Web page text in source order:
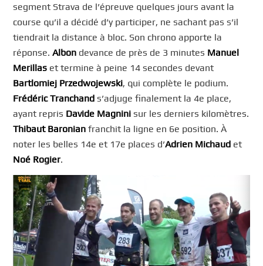
segment Strava de l’épreuve quelques jours avant la
course qu’il a décidé d’y participer, ne sachant pas s’il
tiendrait la distance à bloc. Son chrono apporte la
réponse.Albon devance de près de 3 minutes Manuel
Merillas et termine à peine 14 secondes devant
Bartlomiej Przedwojewski, qui complète le podium.
Frédéric Tranchand s’adjuge finalement la 4e place,
ayant repris Davide Magnini sur les derniers kilomètres.
Thibaut Baronian franchit la ligne en 6e position. À
noter les belles 14e et 17e places d’Adrien Michaud et
Noé Rogier.